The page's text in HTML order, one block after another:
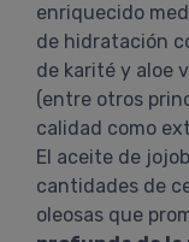
enriquecido
de hidratación
de karité y aloe
(entre otros
calidad como
El aceite de
cantidades de
oleosas que